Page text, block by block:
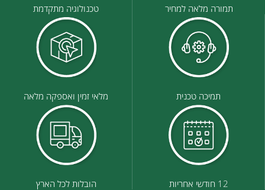
תמורה מלאה למחיר טכנולוגיה מתקדמת
תמיכה טכנית מלאי זמין ואספקה מלאה
12 חודשי אחריות הובלות לכל הארץ